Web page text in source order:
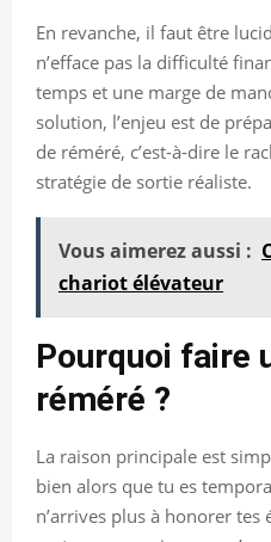
En revanche, il faut être
n’efface pas la difficulté
temps et une marge de
solution, l’enjeu est de
de réméré, c’est-à-dire le
stratégie de sortie réaliste.
Vous aimerez aussi :
chariot élévateur
Pourquoi faire
réméré ?
La raison principale est
bien alors que tu es
n’arrives plus à honorer tes